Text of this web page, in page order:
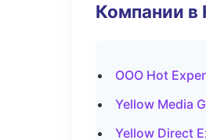
Компании в
ООО Hot
Yellow Media
Yellow Direct